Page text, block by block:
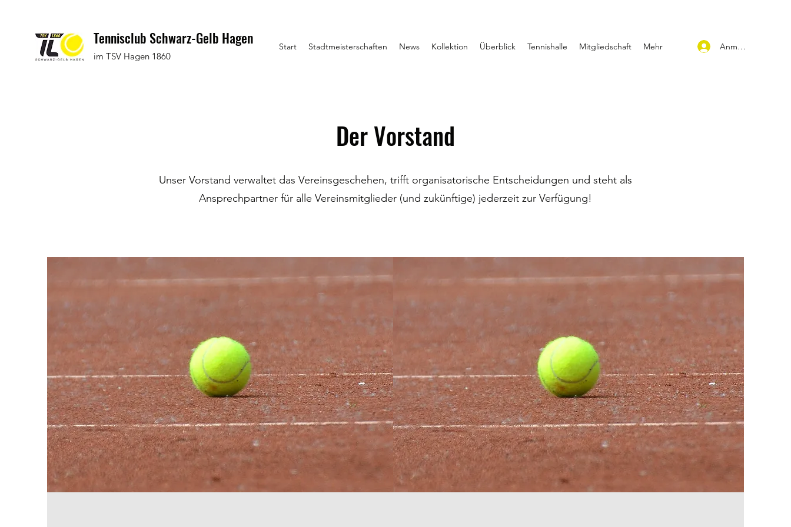
Tennisclub Schwarz-Gelb Hagen
im TSV Hagen 1860
Start Stadtmeisterschaften News Kollektion Überblick Tennishalle Mitgliedschaft Mehr Anmelden
Der Vorstand
Unser Vorstand verwaltet das Vereinsgeschehen, trifft organisatorische Entscheidungen und steht als
Ansprechpartner für alle Vereinsmitglieder (und zukünftige) jederzeit zur Verfügung!